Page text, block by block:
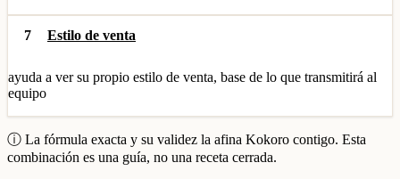
7 Estilo de venta
ayuda a ver su propio estilo de venta, base de lo que transmitirá al
equipo
ⓘ La fórmula exacta y su validez la afina Kokoro contigo. Esta
combinación es una guía, no una receta cerrada.